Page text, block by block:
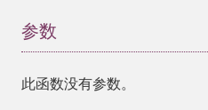
参数
此函数没有参数。